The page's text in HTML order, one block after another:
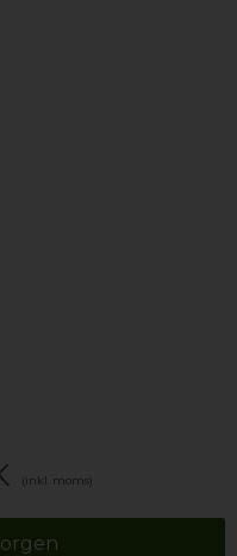
(inkl. moms)